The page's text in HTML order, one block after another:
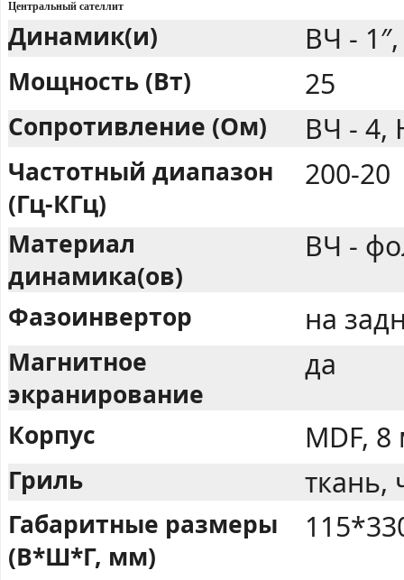
Центральный сателлит
Динамик(и) ВЧ -
Мощность (Вт) 25
Сопротивление (Ом) ВЧ - 4,
Частотный диапазон
(Гц-КГц)
200-20
Материал
динамика(ов)
ВЧ -
Фазоинвертор на
Магнитное
экранирование
да
Корпус MDF,
Гриль ткань,
Габаритные размеры
(В*Ш*Г, мм)